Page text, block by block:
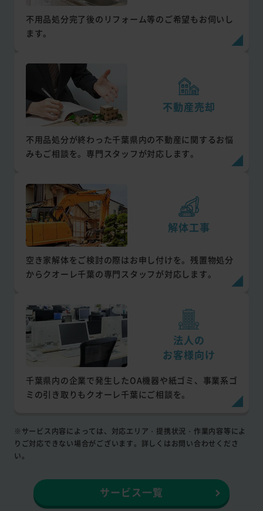
不用品処分完了後のリフォーム等のご希望もお伺いし
ます。
不動産売却
不用品処分が終わった千葉県内の不動産に関するお悩
みもご相談を。専門スタッフが対応します。
解体工事
空き家解体をご検討の際はお申し付けを。残置物処分
からクオーレ千葉の専門スタッフが対応します。
法人の
お客様向け
千葉県内の企業で発生したOA機器や紙ゴミ、事業系ゴ
ミの引き取りもクオーレ千葉にご相談を。
※サービス内容によっては、対応エリア・提携状況・作業内容等によ
りご対応できない場合がございます。詳しくはお問い合わせくださ
い。
サービス一覧